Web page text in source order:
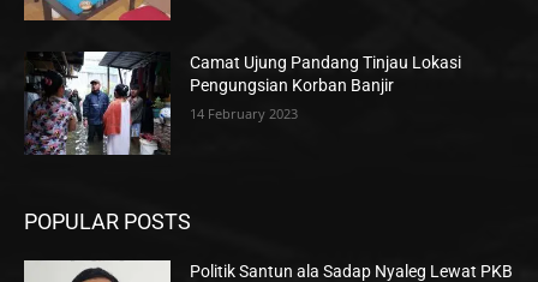
Camat Ujung Pandang Tinjau Lokasi
Pengungsian Korban Banjir
14 February 2023
POPULAR POSTS
Politik Santun ala Sadap Nyaleg Lewat PKB